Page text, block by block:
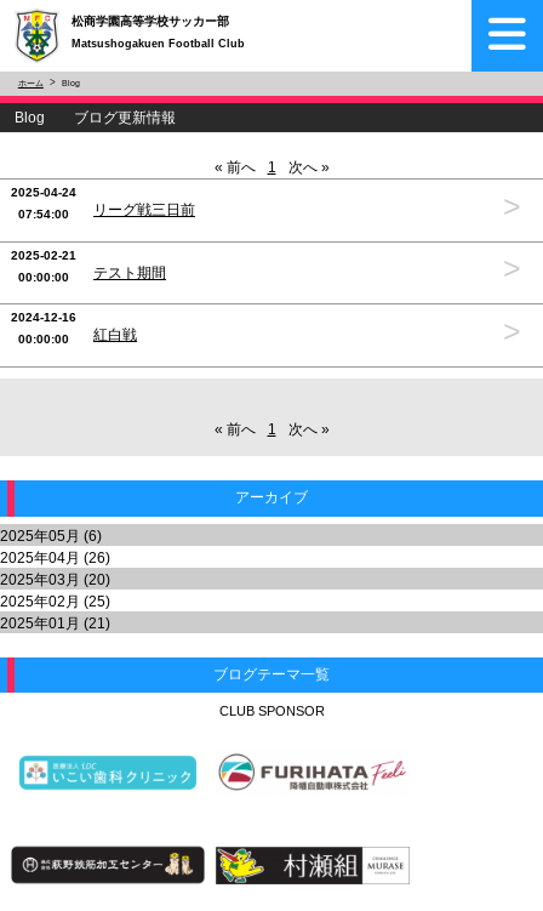
松商学園高等学校サッカー部
Matsushogakuen Football Club
ホーム Blog
Blog ブログ更新情報
« 前へ 1 次へ »
2025-04-24
07:54:00
リーグ戦三日前 >
2025-02-21
00:00:00
テスト期間 >
2024-12-16
00:00:00
紅白戦 >
« 前へ 1 次へ »
アーカイブ
2025年05月 (6)
2025年04月 (26)
2025年03月 (20)
2025年02月 (25)
2025年01月 (21)
ブログテーマ一覧
CLUB SPONSOR